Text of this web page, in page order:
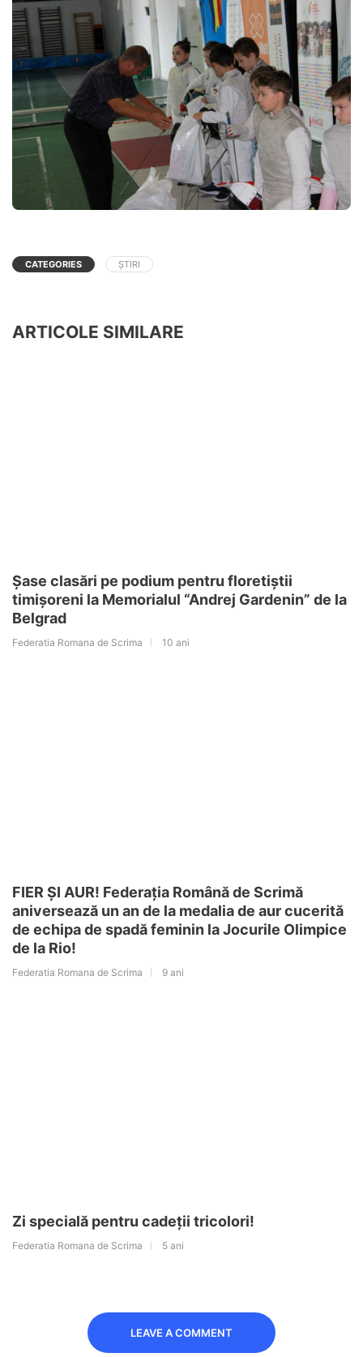
CATEGORIES ȘTIRI
ARTICOLE SIMILARE
Șase clasări pe podium pentru floretiștii
timișoreni la Memorialul “Andrej Gardenin” de la
Belgrad
Federatia Romana de Scrima 10 ani
FIER ȘI AUR! Federația Română de Scrimă
aniversează un an de la medalia de aur cucerită
de echipa de spadă feminin la Jocurile Olimpice
de la Rio!
Federatia Romana de Scrima 9 ani
Zi specială pentru cadeții tricolori!
Federatia Romana de Scrima 5 ani
LEAVE A COMMENT